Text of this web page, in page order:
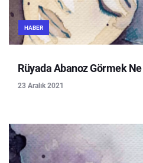
HABER
Rüyada Abanoz Görmek
23 Aralık 2021